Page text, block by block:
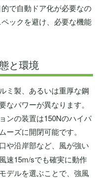
で自動ドア化が必要なの
ックを避け、必要な機能
と環境
ミ製、あるいは重厚な鋼
パワーが異なります。
ンの装置は150Nのハイパ
ーズに開閉可能です。
や沿岸部など、風が強い
速15m/sでも確実に動作
デルを選ぶことで、強風